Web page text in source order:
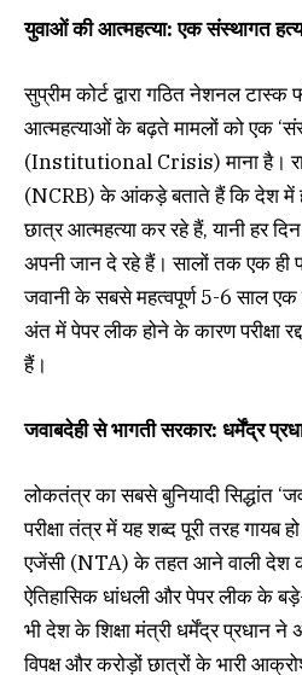
युवाओं की आत्महत्या: एक संस्थागत
सुप्रीम कोर्ट द्वारा गठित नेशनल
आत्महत्याओं के बढ़ते मामलों को एक
(Institutional Crisis) माना है।
(NCRB) के आंकड़े बताते हैं कि देश में
छात्र आत्महत्या कर रहे हैं, यानी हर
अपनी जान दे रहे हैं। सालों तक एक ही
जवानी के सबसे महत्वपूर्ण 5-6 साल
अंत में पेपर लीक होने के कारण परीक्षा
हैं।
जवाबदेही से भागती सरकार: धर्मेंद्र
लोकतंत्र का सबसे बुनियादी सिद्धांत
परीक्षा तंत्र में यह शब्द पूरी तरह
एजेंसी (NTA) के तहत आने वाली देश
ऐतिहासिक धांधली और पेपर लीक के
भी देश के शिक्षा मंत्री धर्मेंद्र प्रधान
विपक्ष और करोड़ों छात्रों के भारी